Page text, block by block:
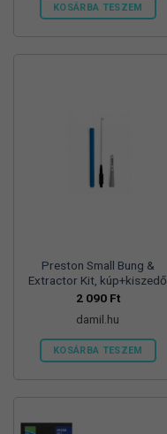
KOSÁRBA TESZEM
Preston Small Bung &
Extractor Kit, kúp+kiszedő
2 090 Ft
damil.hu
KOSÁRBA TESZEM